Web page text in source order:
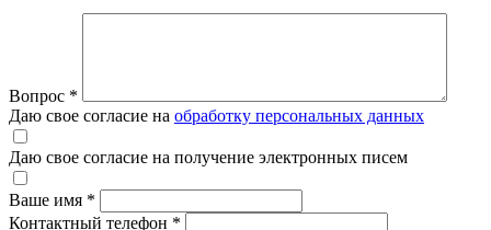
Вопрос *
Даю свое согласие на обработку персональных данных
Даю свое согласие на получение электронных писем
Ваше имя *
Контактный телефон *